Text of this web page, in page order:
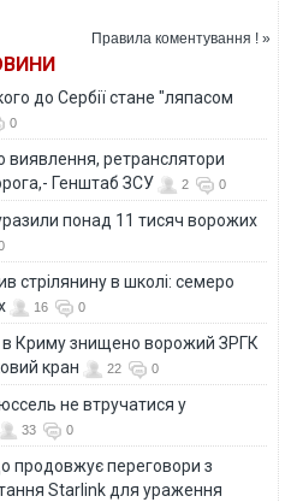
Правила коментування ! »
до Сербії стане "ляпасом
0
ретранслятори
Генштаб ЗСУ
2 0
понад 11 тисяч ворожих
стрілянину в школі: семеро
16 0
в Криму знищено ворожий ЗРГК
кран
22 0
не втручатися у
33 0
продовжує переговори з
Starlink для ураження